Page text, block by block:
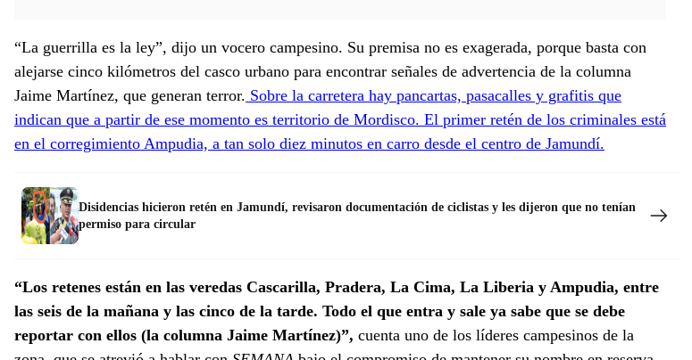
“La guerrilla es la ley”, dijo un vocero campesino. Su premisa no es exagerada, porque basta con
alejarse cinco kilómetros del casco urbano para encontrar señales de advertencia de la columna
Jaime Martínez, que generan terror. Sobre la carretera hay pancartas, pasacalles y grafitis que
indican que a partir de ese momento es territorio de Mordisco. El primer retén de los criminales está
en el corregimiento Ampudia, a tan solo diez minutos en carro desde el centro de Jamundí.
Disidencias hicieron retén en Jamundí, revisaron documentación de ciclistas y les dijeron que no tenían
permiso para circular
“Los retenes están en las veredas Cascarilla, Pradera, La Cima, La Liberia y Ampudia, entre
las seis de la mañana y las cinco de la tarde. Todo el que entra y sale ya sabe que se debe
reportar con ellos (la columna Jaime Martínez)”, cuenta uno de los líderes campesinos de la